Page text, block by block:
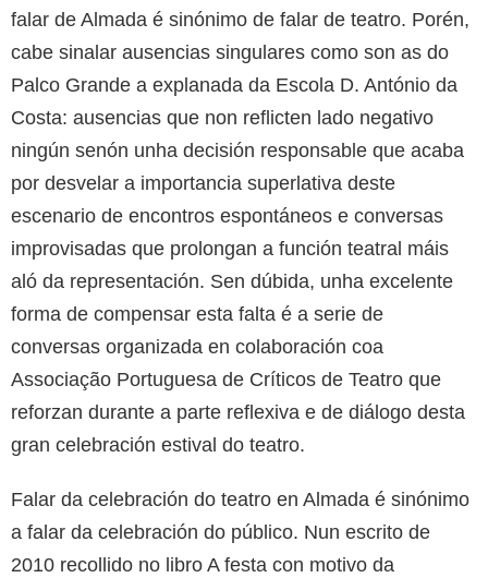
falar de Almada é sinónimo de falar de teatro. Porén,
cabe sinalar ausencias singulares como son as do
Palco Grande a explanada da Escola D. António da
Costa: ausencias que non reflicten lado negativo
ningún senón unha decisión responsable que acaba
por desvelar a importancia superlativa deste
escenario de encontros espontáneos e conversas
improvisadas que prolongan a función teatral máis
aló da representación. Sen dúbida, unha excelente
forma de compensar esta falta é a serie de
conversas organizada en colaboración coa
Associação Portuguesa de Críticos de Teatro que
reforzan durante a parte reflexiva e de diálogo desta
gran celebración estival do teatro.
Falar da celebración do teatro en Almada é sinónimo
a falar da celebración do público. Nun escrito de
2010 recollido no libro A festa con motivo da